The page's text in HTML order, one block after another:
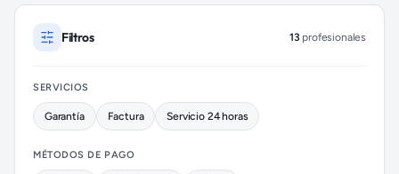
Electricistas disponibles en Coyoacán (colonia Churubusco)
Filtros 13 profesionales
SERVICIOS
Garantía Factura Servicio 24 horas
MÉTODOS DE PAGO